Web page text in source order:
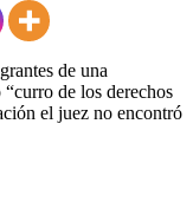
de una
de los derechos
el juez no encontró